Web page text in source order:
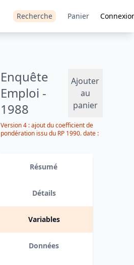
Recherche Panier
Enquête
Emploi -
1988
Ajouter
au
panier
Version 4 : ajout du coefficient de
pondération issu du RP 1990. date :
Résumé
Détails
Variables
Données